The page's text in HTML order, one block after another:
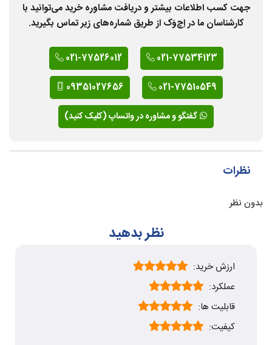
جهت کسب اطلاعات بیشتر و دریافت مشاوره خرید می‌توانید با
کارشناسان ما در اِچ‌وَک از طریق شماره‌های زیر تماس بگیرید.
021-77534123
021-77526012
021-77510549
09351027656
گفتگو و مشاوره در واتساپ (کلیک کنید)
نظرات
بدون نظر
نظر بدهید
ارزش خرید:
عملکرد:
قابلیت ها:
کیفیت: